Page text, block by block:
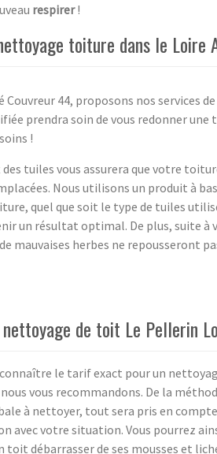
respirer!
toiture dans le Loire
Couvreur 44, proposons nos services
prendra soin de vous redonner
!
tuiles vous assurera que votre
Nous utilisons un produit à
quel que soit le type de tuiles
un résultat optimal. De plus, suite
mauvaises herbes ne repousseront
nettoyage de toit Le Pellerin
le tarif exact pour un
nous vous recommandons. De la
à nettoyer, tout sera pris en
avec votre situation. Vous pourrez
toit débarrasser de ses mousses et